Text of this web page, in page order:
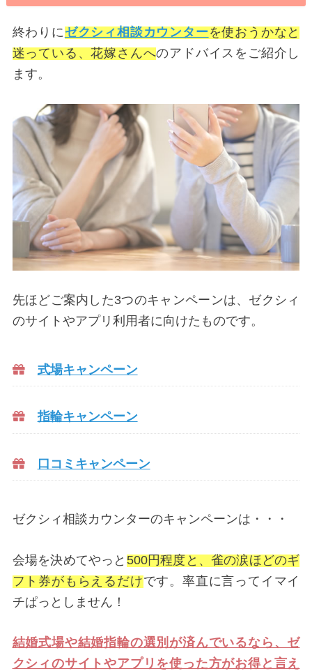
終わりに ゼクシィ相談カウンターを使おうかなと
迷っている、花嫁さんへのアドバイスをご紹介し
ます。
先ほどご案内した3つのキャンペーンは、ゼクシィ
のサイトやアプリ利用者に向けたものです。
式場キャンペーン
指輪キャンペーン
口コミキャンペーン
ゼクシィ相談カウンターのキャンペーンは・・・
会場を決めてやっと 500円程度と、雀の涙ほどのギ
フト券がもらえるだけです。率直に言ってイマイ
チぱっとしません！
結婚式場や結婚指輪の選別が済んでいるなら、ゼ
クシィのサイトやアプリを使った方がお得と言え